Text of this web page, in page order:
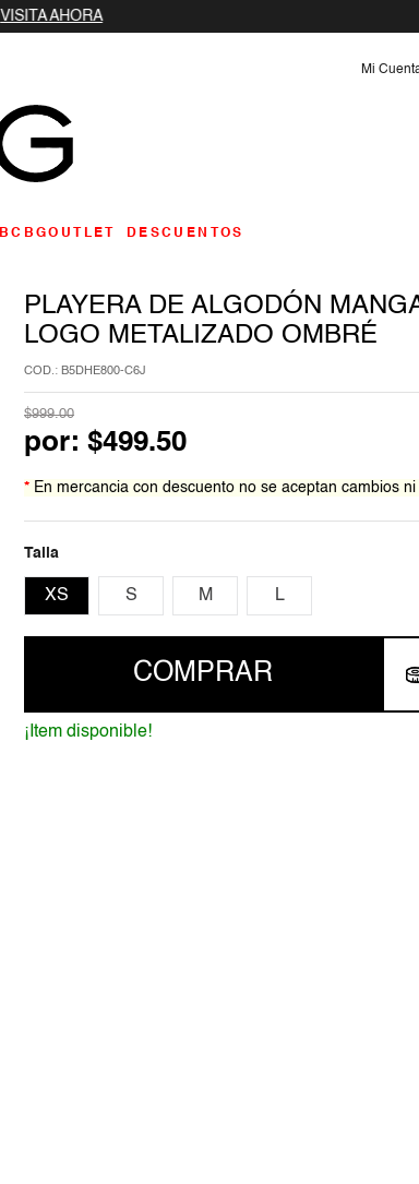
VISITA AHORA
BCBGOUTLET DESCUENTOS
PLAYERA DE ALGODÓN
LOGO METALIZADO OMBRÉ
: B5DHE800-C6J
$999.00
por:$499.50
* En mercancia con descuento no se aceptan cambios
Talla
L
M
S
XS
COMPRAR
¡Item disponible!